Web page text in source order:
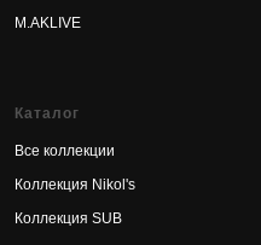
M.AKLIVE
Каталог
Все коллекции
Коллекция Nikol's
Коллекция SUB